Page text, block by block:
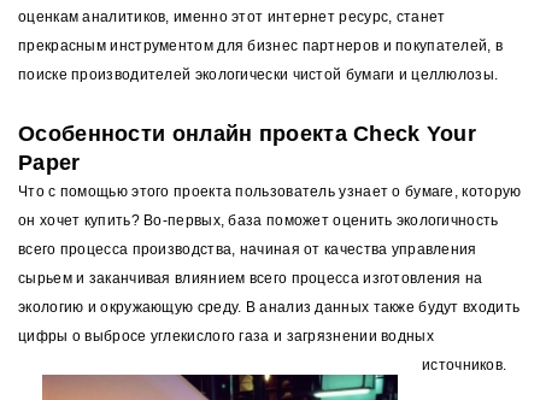
оценкам аналитиков, именно этот интернет ресурс, станет
прекрасным инструментом для бизнес партнеров и покупателей, в
поиске производителей экологически чистой бумаги и целлюлозы.
Особенности онлайн проекта Check Your
Paper
Что с помощью этого проекта пользователь узнает о бумаге, которую
он хочет купить? Во-первых, база поможет оценить экологичность
всего процесса производства, начиная от качества управления
сырьем и заканчивая влиянием всего процесса изготовления на
экологию и окружающую среду. В анализ данных также будут входить
цифры о выбросе углекислого газа и загрязнении водных
источников.